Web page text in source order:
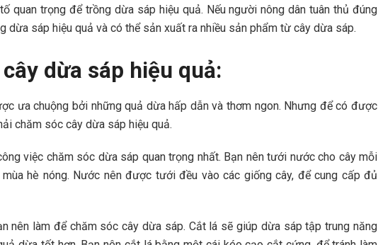
quan trọng để trồng dừa sáp hiệu quả. Nếu người nông dân tuân thủ đúng
dừa sáp hiệu quả và có thể sản xuất ra nhiều sản phẩm từ cây dừa sáp.
dừa sáp hiệu quả:
ưa chuộng bởi những quả dừa hấp dẫn và thơm ngon. Nhưng để có được
chăm sóc cây dừa sáp hiệu quả.
việc chăm sóc dừa sáp quan trọng nhất. Bạn nên tưới nước cho cây mỗi
hè nóng. Nước nên được tưới đều vào các giống cây, để cung cấp đủ
nên làm để chăm sóc cây dừa sáp. Cắt lá sẽ giúp dừa sáp tập trung năng